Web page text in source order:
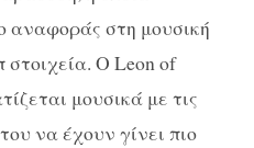
αναφοράς στη μουσική
O Leon of
μουσικά με τις
να έχουν γίνει πιο